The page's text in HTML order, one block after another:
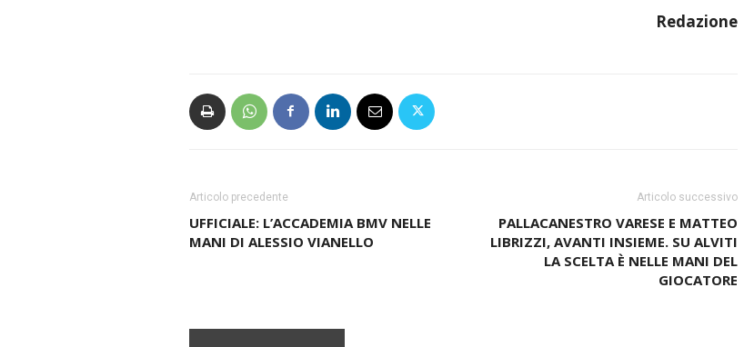
Redazione
Articolo precedente
UFFICIALE: L’ACCADEMIA BMV NELLE
MANI DI ALESSIO VIANELLO
Articolo successivo
PALLACANESTRO VARESE E MATTEO
LIBRIZZI, AVANTI INSIEME. SU ALVITI
LA SCELTA È NELLE MANI DEL
GIOCATORE